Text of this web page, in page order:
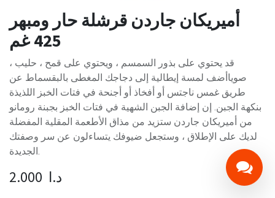
أميريكان جاردن قرشلة حار ومبهر
425 غم
قد يحتوي على بذور السمسم ، ويحتوي على قمح ، حليب ،
صوياأضف لمسة إيطالية إلى دجاجك المغطى بالبقسماط عن
طريق غمس ناجتس أو أفخاذ أو أجنحة في فتات الخبز اللذيذة
بنكهة الجبن. إن إضافة الجبن الشهية في فتات الخبز بجبنة رومانو
من أميريكان جاردن ستزيد من مذاق الأطعمة المقلية المفضلة
لديك على الإطلاق ، وستجعل ضيوفك يتساءلون عن سر وصفتك
الجديدة.
2.000 د.ا